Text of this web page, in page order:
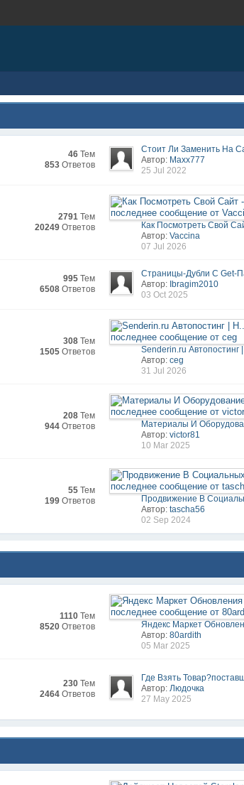
46 Тем
853 Ответов
Стоит Ли Заменить На
Автор: Maxx777
25 Jul 2022
2791 Тем
20249 Ответов
Как Посмотреть Свой
Автор:Vaccina
07 Jul 2026
995 Тем
6508 Ответов
Страницы-Дубли С Get-
Автор: Ibragim2010
03 Oct 2025
308 Тем
1505 Ответов
Senderin.ru Автопостинг
Автор:ceg
31 Jul 2026
208 Тем
944 Ответов
Материалы И
Автор:victor81
10 Mar 2025
55 Тем
199 Ответов
Продвижение В
Автор:tascha56
02 Sep 2024
1110 Тем
8520 Ответов
Яндекс Маркет
Автор:80ardith
05 Mar 2025
230 Тем
2464 Ответов
Где Взять
Автор:Людочка
27 May 2025